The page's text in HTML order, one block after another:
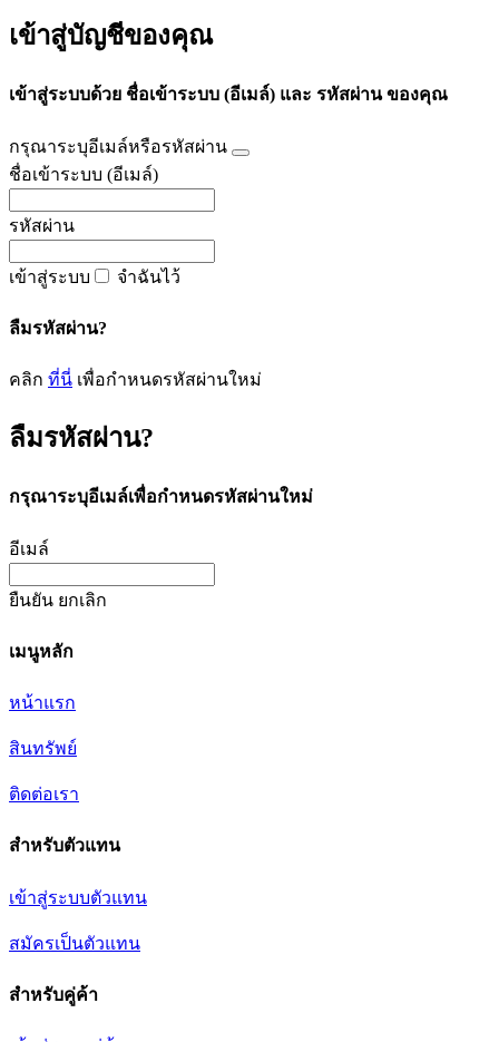
เข้าสู่บัญชีของคุณ
เข้าสู่ระบบด้วย ชื่อเข้าระบบ (อีเมล์) และ รหัสผ่าน ของคุณ
กรุณาระบุอีเมล์หรือรหัสผ่าน
ชื่อเข้าระบบ (อีเมล์)
รหัสผ่าน
เข้าสู่ระบบ จำฉันไว้
ลืมรหัสผ่าน?
คลิก ที่นี่ เพื่อกำหนดรหัสผ่านใหม่
ลืมรหัสผ่าน?
กรุณาระบุอีเมล์เพื่อกำหนดรหัสผ่านใหม่
อีเมล์
ยืนยัน ยกเลิก
เมนูหลัก
หน้าแรก
สินทรัพย์
ติดต่อเรา
สำหรับตัวแทน
เข้าสู่ระบบตัวแทน
สมัครเป็นตัวแทน
สำหรับคู่ค้า